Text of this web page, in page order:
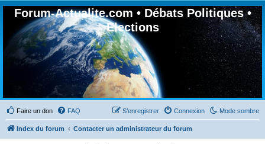
Forum-Actualite.com • Débats Politiques •
Elections
Faire un don Mode sombre
FAQ Connexion
S’enregistrer
Index du forum Contacter un administrateur du forum